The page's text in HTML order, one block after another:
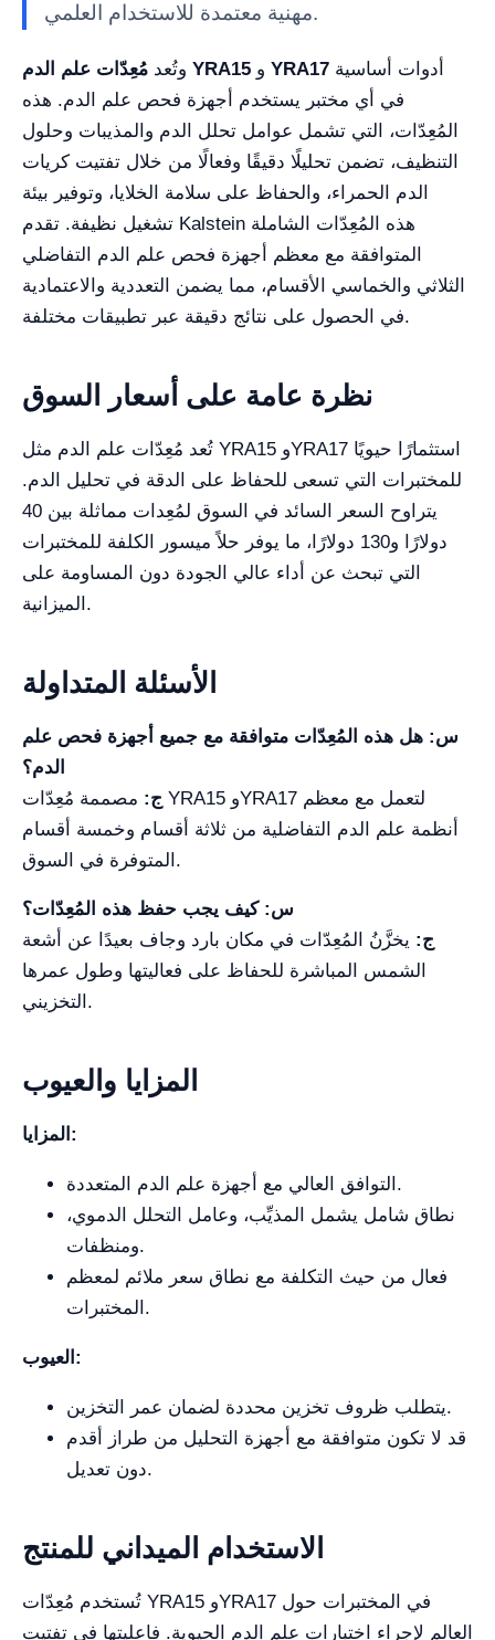
مهنية معتمدة للاستخدام العلمي.
وتُعد مُعِدّات علم الدم YRA15 YRA17
في أي مختبر يستخدم أجهزة فحص علم الدم. هذه
المُعِدّات، التي تشمل عوامل تحلل الدم والمذيبات وحلول
التنظيف، تضمن تحليلًا دقيقًا وفعالًا من خلال تفتيت كريات
الدم الحمراء، والحفاظ على سلامة الخلايا، وتوفير بيئة
تشغيل نظيفة. تقدم Kalstein هذه المُعِدّات الشاملة
المتوافقة مع معظم أجهزة فحص علم الدم التفاضلي
الثلاثي والخماسي الأقسام، مما يضمن التعددية والاعتمادية
في الحصول على نتائج دقيقة عبر تطبيقات مختلفة.
نظرة عامة على أسعار السوق
تُعد مُعِدّات علم الدم مثل YRA15 وYRA17 استثمارًا حيويًا
للمختبرات التي تسعى للحفاظ على الدقة في تحليل الدم.
يتراوح السعر السائد في السوق لمُعِدات مماثلة بين 40
دولارًا و130 دولارًا، ما يوفر حلاً ميسور الكلفة للمختبرات
التي تبحث عن أداء عالي الجودة دون المساومة على
الميزانية.
الأسئلة المتداولة
س: هل هذه المُعِدّات متوافقة مع جميع أجهزة فحص علم
الدم؟
ج: مصممة مُعِدّات YRA15 وYRA17 لتعمل مع معظم
أنظمة علم الدم التفاضلية من ثلاثة أقسام وخمسة أقسام
المتوفرة في السوق.
س: كيف يجب حفظ هذه المُعِدّات؟
ج: يخزَّنُ المُعِدّات في مكان بارد وجاف بعيدًا عن أشعة
الشمس المباشرة للحفاظ على فعاليتها وطول عمرها
التخزيني.
المزايا والعيوب
المزايا:
التوافق العالي مع أجهزة علم الدم المتعددة.
نطاق شامل يشمل المذيِّب، وعامل التحلل الدموي،
ومنظفات.
فعال من حيث التكلفة مع نطاق سعر ملائم لمعظم
المختبرات.
العيوب:
يتطلب ظروف تخزين محددة لضمان عمر التخزين.
قد لا تكون متوافقة مع أجهزة التحليل من طراز أقدم
دون تعديل.
الاستخدام الميداني للمنتج
تُستخدم مُعِدّات YRA15 وYRA17 في المختبرات حول
العالم لإجراء اختبارات علم الدم الحيوية. فاعليتها في تفتيت